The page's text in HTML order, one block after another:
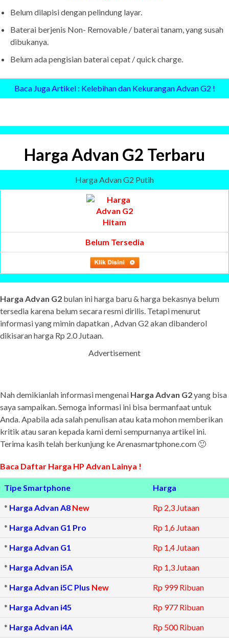
Belum dilapisi dengan pelindung layar.
Baterai berjenis Non- Removable / baterai tanam, yang susah
dibukanya.
Belum ada pengisian baterai cepat / quick charge.
Baca Juga Artikel : Kelebihan dan Kekurangan Advan G2 !
Harga Advan G2 Terbaru
Harga Advan G2 Putih
Belum Tersedia
Harga Advan G2 bulan ini harga baru & harga bekasnya belum
tersedia karena belum secara resmi dirilis. Tetapi menurut
informasi yang mimin dapatkan , Advan G2 akan dibanderol
dikisaran harga Rp 2.0 Jutaan.
Advertisement
Nah demikianlah informasi mengenai Harga Advan G2yang bisa
saya sampaikan. Semoga informasi ini bisa bermanfaat untuk
Anda. Apabila ada salah penulisan atau kata mohon memberikan
kritik atau saran kepada kami demi sempurnanya artikel ini.
Terima kasih telah berkunjung ke Arenasmartphone.com 🙂
Baca Daftar Harga HP Advan Lainya !
Tipe Smartphone Harga
* Harga Advan A8 New Rp 2,3 Jutaan
* Harga Advan G1 Pro Rp 1,6 Jutaan
* Harga Advan G1 Rp 1,4 Jutaan
* Harga Advan i5A Rp 1,3 Jutaan
* Harga Advan i5C Plus New Rp 999 Ribuan
* Harga Advan i45 Rp 977 Ribuan
* Harga Advan i4A Rp 500 Ribuan